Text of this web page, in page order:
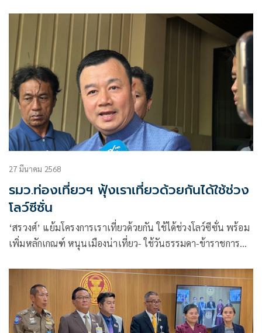
27 มีนาคม 2568
รมว.ท่องเที่ยวฯ ฟุ้งเราเที่ยวด้วยกันได้ใช้ช่วง
โลว์ซีซั่น
‘สรวงศ์’ แย้มโครงการเราเที่ยวด้วยกัน ใช้ได้ช่วงโลว์ซีซั่น พร้อม
เพิ่มหลักเกณฑ์ หนุนเมืองน่าเที่ยว- ใช้วันธรรมดา-ข้าราชการ